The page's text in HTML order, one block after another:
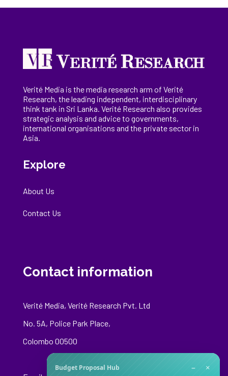
Verité Media is the media research arm of Verité
Research, theleading independent, interdisciplinary
think tank in Sri Lanka. Verité Research also provides
strategic analysis and advice to governments,
international organisations and the private sector in
Asia.
Explore
About Us
Contact Us
Contact information
Verité Media, Verité Research Pvt. Ltd
No. 5A, Police Park Place,
Colombo 00500
Budget Proposal Hub − ×